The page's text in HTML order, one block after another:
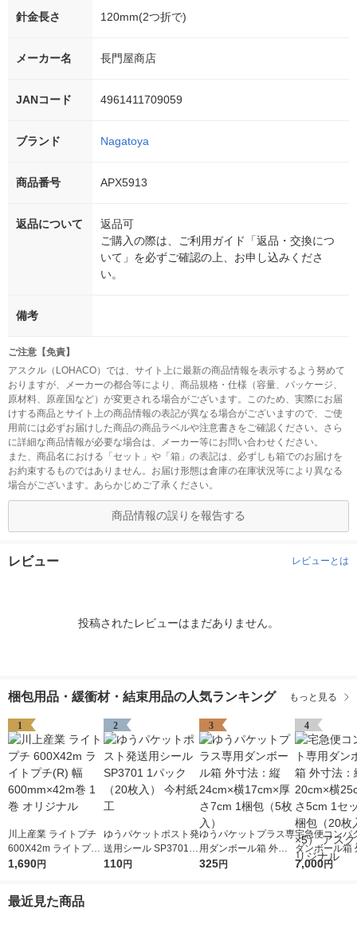
針金長さ 120mm(2つ折で)
メーカー名 長門屋商店
JANコード 4961411709059
ブランド Nagatoya
商品番号 APX5913
返品について
返品可
ご購入の際は、ご利用ガイド「返品・交換につ
いて」を必ずご確認の上、お申し込みくださ
い。
備考
ご注意【免責】
アスクル（LOHACO）では、サイト上に最新の商品情報を表示するよう努めて
おりますが、メーカーの都合等により、商品規格・仕様（容量、パッケージ、
原材料、原産国など）が変更される場合がございます。このため、実際にお届
けする商品とサイト上の商品情報の表記が異なる場合がございますので、ご使
用前には必ずお届けした商品の商品ラベルや注意書きをご確認ください。さら
に詳細な商品情報が必要な場合は、メーカー等にお問い合わせください。
また、商品名における「セット」や「箱」の表記は、必ずしも箱でのお届けを
お約束するものではありません。お届け形態は倉庫の在庫状況等により異なる
場合がございます。あらかじめご了承ください。
商品情報の誤りを報告する
レビュー レビューとは
投稿されたレビューはまだありません。
梱包用品・緩衝材・結束用品の人気ランキング もっと見る
1
川上産業 ライトプチ
600X42m ライトプチ
(R) 幅600mm×42m巻
1,690円
2
ゆうパケットポスト発
送用シール SP3701 1
パック（20枚入） 今
110円
3
ゆうパケットプラス専
用ダンボール箱 外寸
法：縦24cm×横17cm
325円
4
宅急便コンパ
ダンボール箱
法：縦20cm×
7,000円
最近見た商品